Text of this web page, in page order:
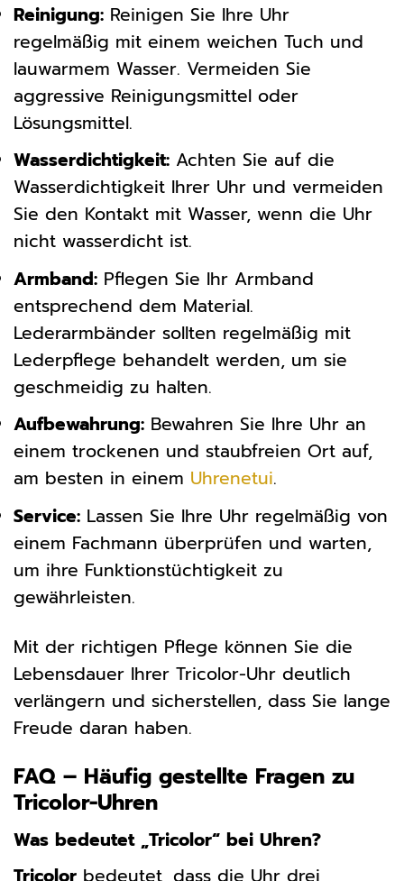
Reinigung: Reinigen Sie Ihre Uhr
regelmäßig mit einem weichen Tuch und
lauwarmem Wasser. Vermeiden Sie
aggressive Reinigungsmittel oder
Lösungsmittel.
Wasserdichtigkeit: Achten Sie auf die
Wasserdichtigkeit Ihrer Uhr und vermeiden
Sie den Kontakt mit Wasser, wenn die Uhr
nicht wasserdicht ist.
Armband: Pflegen Sie Ihr Armband
entsprechend dem Material.
Lederarmbänder sollten regelmäßig mit
Lederpflege behandelt werden, um sie
geschmeidig zu halten.
Aufbewahrung: Bewahren Sie Ihre Uhr an
einem trockenen und staubfreien Ort auf,
am besten in einem Uhrenetui.
Service: Lassen Sie Ihre Uhr regelmäßig von
einem Fachmann überprüfen und warten,
um ihre Funktionstüchtigkeit zu
gewährleisten.
Mit der richtigen Pflege können Sie die
Lebensdauer Ihrer Tricolor-Uhr deutlich
verlängern und sicherstellen, dass Sie lange
Freude daran haben.
FAQ – Häufig gestellte Fragen zu
Tricolor-Uhren
Was bedeutet „Tricolor“ bei Uhren?
Tricolor bedeutet, dass die Uhr drei